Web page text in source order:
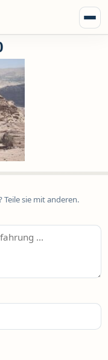
sie mit anderen.